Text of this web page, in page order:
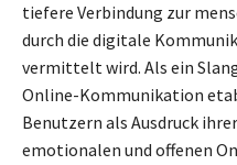
tiefere Verbindung zur
durch die digitale
vermittelt wird. Als ein
Online-Kommunikation
Benutzern als Ausdruck
emotionalen und offenen